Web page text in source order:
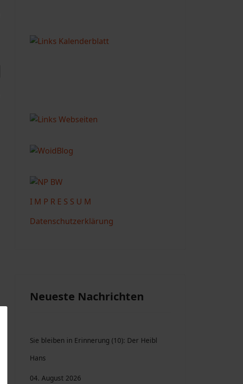
I M P R E S S U M
Datenschutzerklärung
Neueste Nachrichten
Sie bleiben in Erinnerung (10): Der Heibl
Hans
04. August 2026